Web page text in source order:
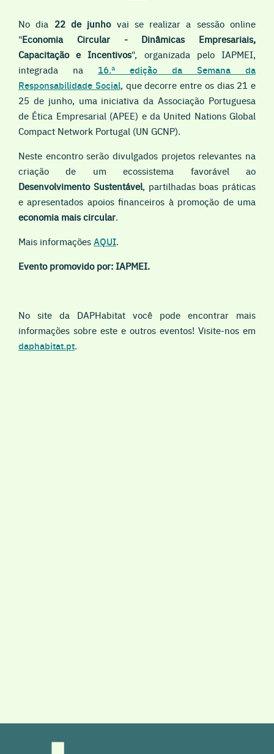
No dia 22 de junhovai se realizar a sessãoonline
"Economia Circular - Dinâmicas Empresariais,
Capacitação e Incentivos", organizada peloIAPMEI,
integrada na 16.ª edição da Semana da
Responsabilidade Social, que decorre entre os dias 21 e
25 de junho, uma iniciativa da Associação Portuguesa
de Ética Empresarial (APEE) e da United Nations Global
Compact Network Portugal (UN GCNP).
Neste encontro serão divulgados projetos relevantes na
criação de um ecossistema favorável ao
Desenvolvimento Sustentável, partilhadas boas práticas
e apresentados apoios financeiros à promoção de uma
economia mais circular.
Mais informaçõesAQUI.
Evento promovido por: IAPMEI.
No site da DAPHabitat você pode encontrar mais
informações sobre este e outros eventos! Visite-nos em
daphabitat.pt.